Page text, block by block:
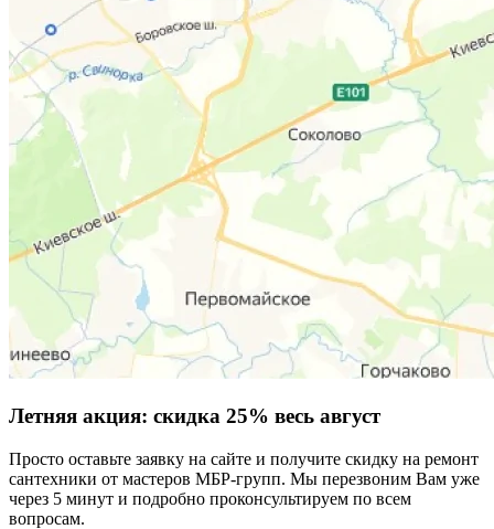
Летняя акция: скидка 25% весь август
Просто оставьте заявку на сайте и получите скидку на ремонт
сантехники от мастеров МБР-групп. Мы перезвоним Вам уже
через 5 минут и подробно проконсультируем по всем
вопросам.